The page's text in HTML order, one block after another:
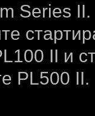
Series
II и
PL500